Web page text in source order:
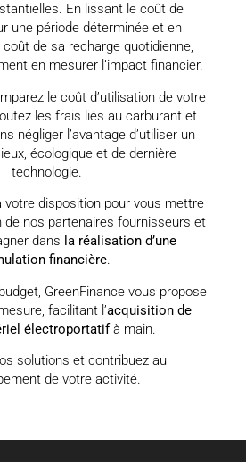
En lissant le coût de
une période déterminée et en
de sa recharge quotidienne,
en mesurer l’impact financier.
le coût d’utilisation de votre
les frais liés au carburant et
négliger l’avantage d’utiliser un
écologique et de dernière
technologie.
votre disposition pour vous mettre
de nos partenaires fournisseurs et
dans la réalisation d’une
financière.
GreenFinance vous propose
facilitant l’acquisition de
électroportatifà main.
solutions et contribuez au
de votre activité.